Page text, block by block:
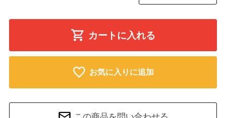
カートに入れる
お気に入りに追加